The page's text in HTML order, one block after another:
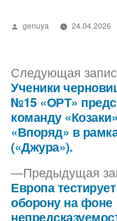
Написано
genuya 24.04.2026
Навигация
по
записям
Предыдущая
Европа
оборону на фоне
Следующая
Ученики
№15 «ОРТ»
команду
«Впоряд» в
(«Джура»).